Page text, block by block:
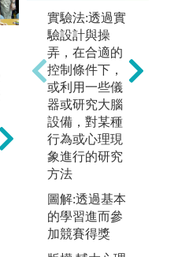
多元授課：為
落實本校基督
教博雅核心教
育理念，鼓勵
核心學習的積
極意義，本校
於各學期舉辦
實驗法:透過實
驗設計與操
弄，在合適的
控制條件下，
或利用一些儀
器或研究大腦
設備，對某種
行為或心理現
象進行的研究
方法
圖解:透過基本
的學習進而參
加競賽得獎